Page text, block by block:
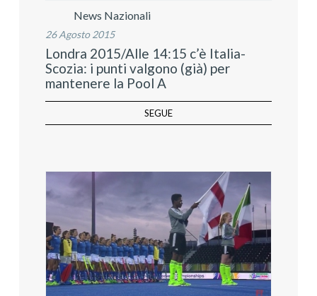
News Nazionali
26 Agosto 2015
Londra 2015/Alle 14:15 c’è Italia-
Scozia: i punti valgono (già) per
mantenere la Pool A
SEGUE